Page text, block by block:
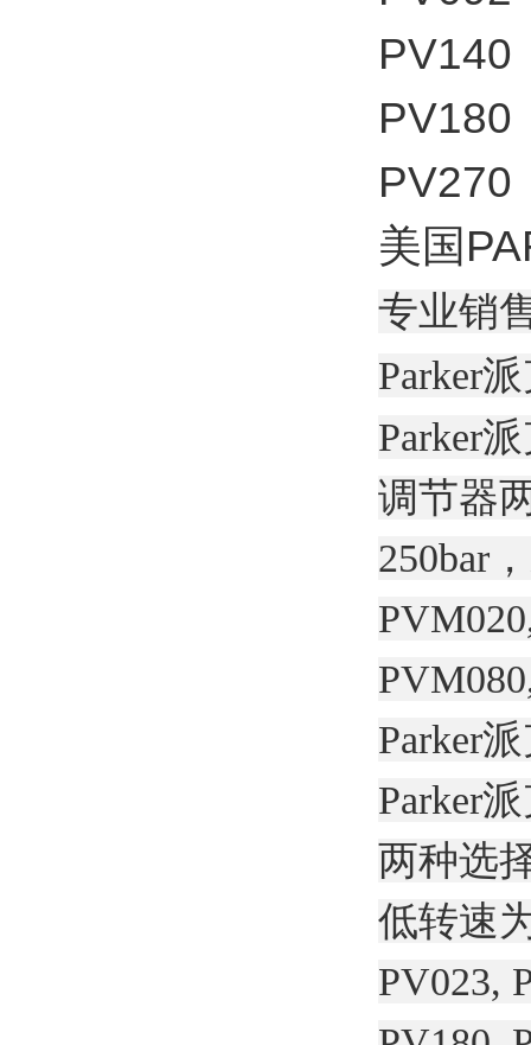
美国
专业销
Parker
Parker
调节器
250bar
Parker
Parker
两种选
低转速
PV023,